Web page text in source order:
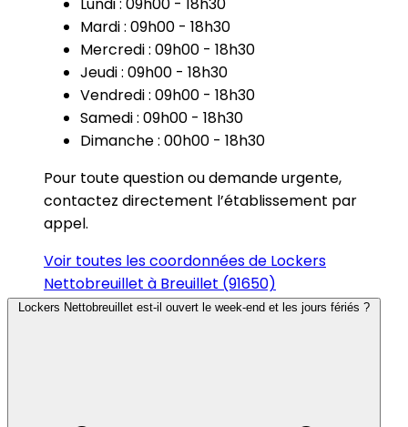
Mardi : 09h00 - 18h30
Mercredi : 09h00 - 18h30
Jeudi : 09h00 - 18h30
Vendredi : 09h00 - 18h30
Samedi : 09h00 - 18h30
Dimanche : 00h00 - 18h30
Pour toute question ou demande urgente,
contactez directement l’établissement par
appel.
Voir toutes les coordonnées de Lockers
Nettobreuillet à Breuillet (91650)
Lockers Nettobreuillet est-il ouvert le week-end et les jours fériés ?